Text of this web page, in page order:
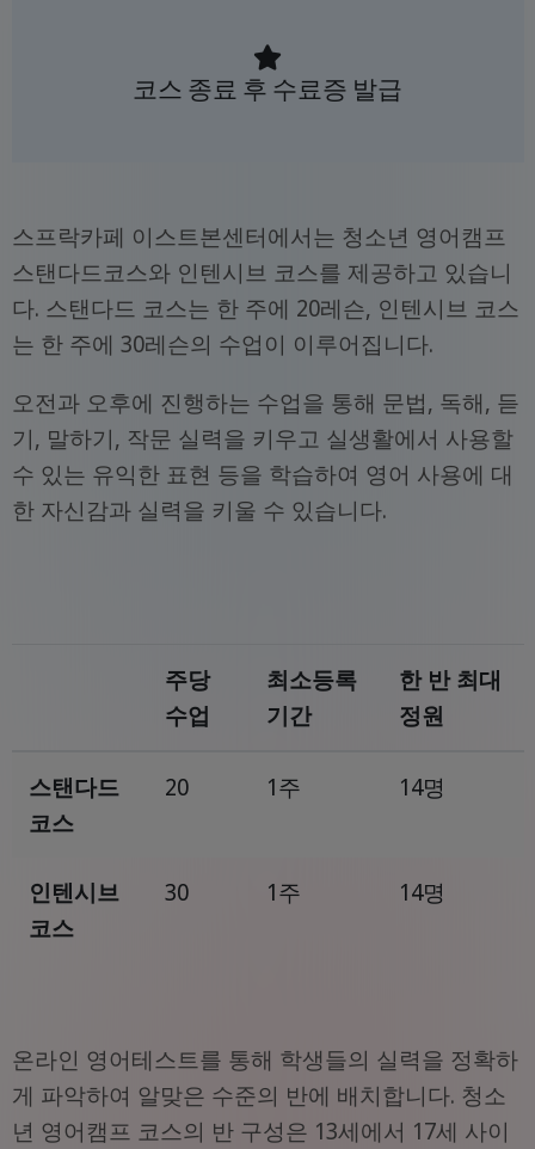
코스 종료 후 수료증 발급
스프락카페 이스트본센터에서는 청소년 영어캠프
스탠다드코스와 인텐시브 코스를 제공하고 있습니
다. 스탠다드 코스는 한 주에 20레슨, 인텐시브 코스
는 한 주에 30레슨의 수업이 이루어집니다.
오전과 오후에 진행하는 수업을 통해 문법, 독해, 듣
기, 말하기, 작문 실력을 키우고 실생활에서 사용할
수 있는 유익한 표현 등을 학습하여 영어 사용에 대
한 자신감과 실력을 키울 수 있습니다.
주당
수업
최소등록
기간
한 반 최대
정원
스탠다드
코스
20 1주 14명
인텐시브
코스
30 1주 14명
온라인 영어테스트를 통해 학생들의 실력을 정확하
게 파악하여 알맞은 수준의 반에 배치합니다. 청소
년 영어캠프 코스의 반 구성은 13세에서 17세 사이